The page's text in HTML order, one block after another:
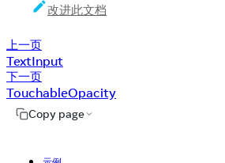
改进此文档
上一页
TextInput
下一页
TouchableOpacity
Copy page